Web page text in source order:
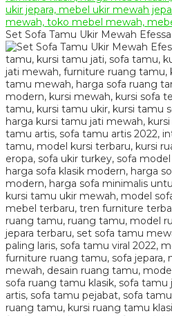
Set Sofa Tamu Ukir Mewah Efessa